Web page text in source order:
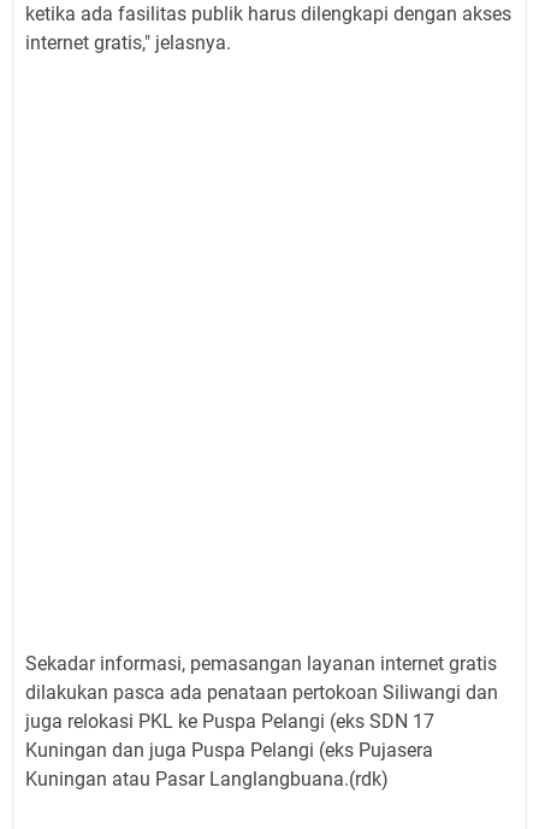
ketika ada fasilitas publik harus dilengkapi dengan akses
internet gratis," jelasnya.
Sekadar informasi, pemasangan layanan internet gratis
dilakukan pasca ada penataan pertokoan Siliwangi dan
juga relokasi PKL ke Puspa Pelangi (eks SDN 17
Kuningan dan juga Puspa Pelangi (eks Pujasera
Kuningan atau Pasar Langlangbuana.(rdk)